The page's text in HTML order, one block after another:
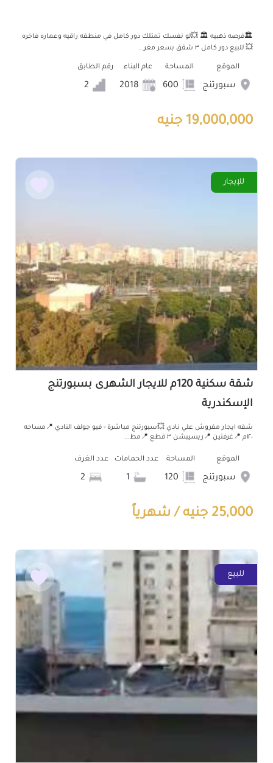
🏛️فرصه ذهبيه 🏛️ 💥لو نفسك تمتلك دور كامل في منطقه راقيه وعماره فاخره
💥 للبيع دور كامل ٣ شقق بسعر مغر...
الموقع
سبورتنج
المساحة عام البناء رقم الطابق
19,000,000 جنيه
للإيجار
شقة سكنية 120م للايجار الشهرى بسبورتنج
الإسكندرية
شقه ايجار مفروش علي نادي 💥سبورتنج مباشرة - فيو جولف النادي 📍مساحه
١٢٠م 📍غرفتين 📍ريسيبشن ٣ قطع 📍مط...
الموقع
سبورتنج
المساحة عدد الحمامات عدد الغرف
25,000 جنيه / شهرياً
للبيع